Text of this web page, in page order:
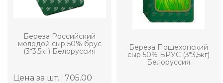
Береза Российский
молодой сыр 50% брус
(3*3,5кг) Белоруссия
Цена за шт. : 705.00
Береза Пошехонский
сыр 50% БРУС (3*3,5кг)
Белоруссия